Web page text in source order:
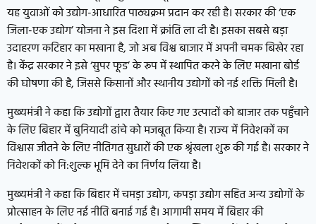
यह युवाओं को उद्योग-आधारित पाठ्यक्रम प्रदान कर रही है। सरकार की ‘एक
जिला-एक उद्योग’ योजना ने इस दिशा में क्रांति ला दी है। इसका सबसे बड़ा
उदाहरण कटिहार का मखाना है, जो अब विश्व बाजार में अपनी चमक बिखेर रहा
है। केंद्र सरकार ने इसे ‘सुपर फूड’ के रूप में स्थापित करने के लिए मखाना बोर्ड
की घोषणा की है, जिससे किसानों और स्थानीय उद्योगों को नई शक्ति मिली है।
मुख्यमंत्री ने कहा कि उद्योगों द्वारा तैयार किए गए उत्पादों को बाजार तक पहुँचाने
के लिए बिहार में बुनियादी ढांचे को मजबूत किया है। राज्य में निवेशकों का
विश्वास जीतने के लिए नीतिगत सुधारों की एक श्रृंखला शुरू की गई है। सरकार ने
निवेशकों को नि:शुल्क भूमि देने का निर्णय लिया है।
मुख्यमंत्री ने कहा कि बिहार में चमड़ा उद्योग, कपड़ा उद्योग सहित अन्य उद्योगों के
प्रोत्साहन के लिए नई नीति बनाई गई है। आगामी समय में बिहार की